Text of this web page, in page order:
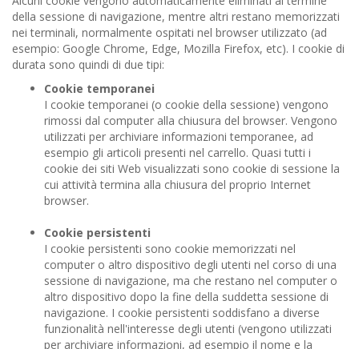
della sessione di navigazione, mentre altri restano memorizzati
nei terminali, normalmente ospitati nel browser utilizzato (ad
esempio: Google Chrome, Edge, Mozilla Firefox, etc). I cookie di
durata sono quindi di due tipi:
Cookie temporanei
I cookie temporanei (o cookie della sessione) vengono
rimossi dal computer alla chiusura del browser. Vengono
utilizzati per archiviare informazioni temporanee, ad
esempio gli articoli presenti nel carrello. Quasi tutti i
cookie dei siti Web visualizzati sono cookie di sessione la
cui attività termina alla chiusura del proprio Internet
browser.
Cookie persistenti
I cookie persistenti sono cookie memorizzati nel
computer o altro dispositivo degli utenti nel corso di una
sessione di navigazione, ma che restano nel computer o
altro dispositivo dopo la fine della suddetta sessione di
navigazione. I cookie persistenti soddisfano a diverse
funzionalità nell'interesse degli utenti (vengono utilizzati
per archiviare informazioni, ad esempio il nome e la